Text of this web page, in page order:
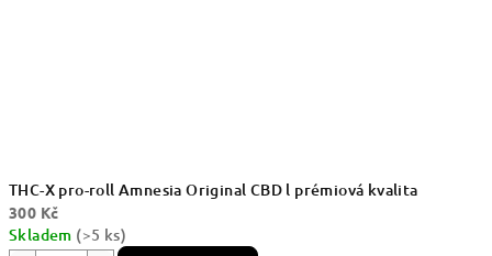
THC-X pro-roll Amnesia Original CBD l prémiová kvalita
300 Kč
Skladem (>5 ks)